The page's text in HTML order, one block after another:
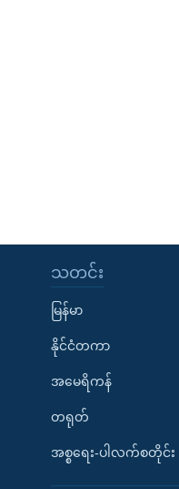
သတင်း
မြန်မာ
နိုင်ငံတကာ
အမေရိကန်
တရုတ်
အစ္စရေး-ပါလက်စတိုင်း